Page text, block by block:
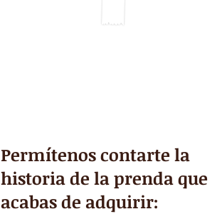
Permítenos contarte la
historia de la prenda que
acabas de adquirir: